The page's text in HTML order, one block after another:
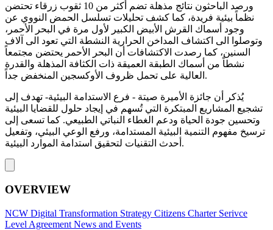
ورصد الباحثون نتائج مذهلة تضم أكثر من 10 ثقوب زرقاء تحتضن
نظماً بيئية فريدة، كما كشف تحليلات تسلسل الحمض النووي عن
وجود أسماك القرش الأبيض الكبير لأول مرة في البحر الأحمر،
وتوصلوا الى اكتشاف المداخن الحرارية النشطة التي تعود الى آلاف
السنين، كما رصدت الاكتشافات أن البحر الأحمر يحتضن مجتمعاً
نشطاً من أسماك الطبقة العميقة ذات الكثافة المذهلة والقدرة
العالية على تحمل ظروف الأوكسجين المنخفض جداً.
يُذكر أن جائزة الأميرة صيتة - فرع الاستدامة البيئية- تهدف إلى
تشجيع المشاريع المبتكرة التي تُسهم في إيجاد حلول للقضايا البيئية
وتحسين جودة الحياة ودعم الغطاء النباتي الطبيعي. كما تسعى إلى
ترسيخ مفهوم التنمية البيئية المستدامة، ورفع الوعي البيئي، وتفعيل
أحدث التقنيات لتحقيق استدامة الموارد البيئية.
OVERVIEW
NCW Digital Transformation Strategy Citizens Charter Serivce
Level Agreement News and Events